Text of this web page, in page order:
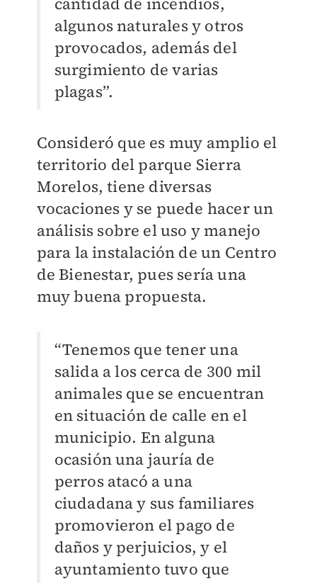
algunos naturales y otros
provocados, además del
surgimiento de varias
plagas”.
Consideró que es muy amplio el
territorio del parque Sierra
Morelos, tiene diversas
vocaciones y se puede hacer un
análisis sobre el uso y manejo
para la instalación de un Centro
de Bienestar, pues sería una
muy buena propuesta.
“Tenemos que tener una
salida a los cerca de 300 mil
animales que se encuentran
en situación de calle en el
municipio. En alguna
ocasión una jauría de
perros atacó a una
ciudadana y sus familiares
promovieron el pago de
daños y perjuicios, y el
ayuntamiento tuvo que